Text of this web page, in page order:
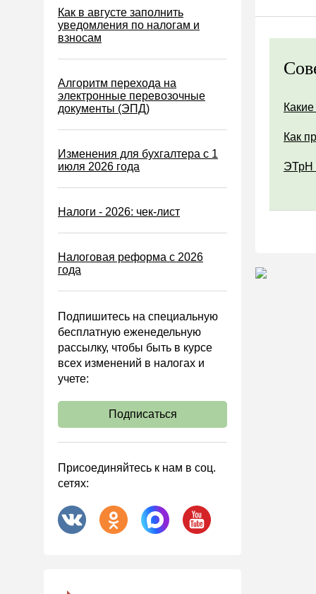
Налог на игорный бизнес
Акцизы
Уплата налогов (взносов)
Возврат и зачет налогов
Налоговые проверки
Самозанятые
Банк
Онлайн-кассы ККТ ККМ
Блокировка счета
МСФО
деятельности (АХД)
Охрана труда и аттестация
Охрана труда
Валютные операции
Налоговая система РФ
Налоговое планирование
Договоры
АО
Как в августе заполнить
уведомления по налогам и
взносам
Алгоритм перехода на
электронные перевозочные
документы (ЭПД)
Изменения для бухгалтера с 1
июля 2026 года
Налоги - 2026: чек-лист
Налоговая реформа с 2026
года
Подпишитесь на специальную
бесплатную еженедельную
рассылку, чтобы быть в курсе
всех изменений в налогах и
учете:
Подписаться
Присоединяйтесь к нам в соц.
сетях:
Как
ЭТрН